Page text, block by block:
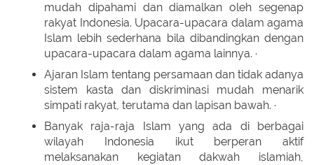
mudah dipahami dan diamalkan oleh segenap
rakyat Indonesia. Upacara-upacara dalam agama
Islam lebih sederhana bila dibandingkan dengan
upacara-upacara dalam agama lainnya. ·
Ajaran Islam tentang persamaan dan tidak adanya
sistem kasta dan diskriminasi mudah menarik
simpati rakyat, terutama dan lapisan bawah. ·
Banyak raja-raja Islam yang ada di berbagai
wilayah Indonesia ikut berperan aktif
melaksanakan kegiatan dakwah islamiah,